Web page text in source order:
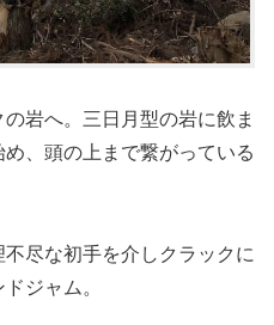
岩へ。三日月型の岩に飲ま
、頭の上まで繋がっている
尽な初手を介しクラックに
ジャム。